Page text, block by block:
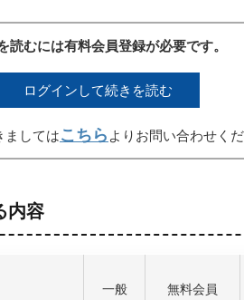
読むには有料会員登録が必要です。
ログインして続きを読む
ましてはこちら よりお問い合わせくだ
内容
一般 無料会員